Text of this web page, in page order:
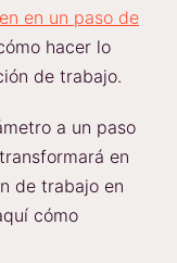
en un paso de
hacer lo
de trabajo.
a un paso
en
de trabajo en
cómo